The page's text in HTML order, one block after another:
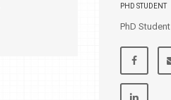
PHD STUDENT
PhD Student